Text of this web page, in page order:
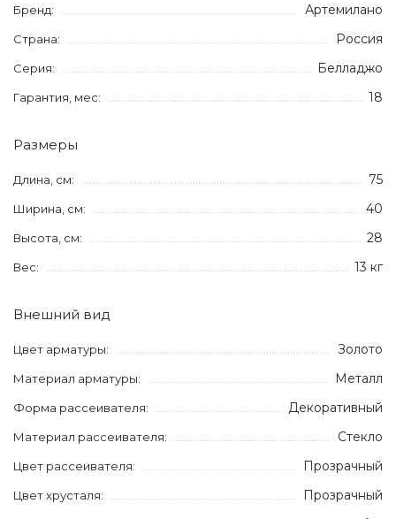
Бренд: Артемилано
Страна: Россия
Серия: Белладжо
Гарантия, мес: 18
Размеры
Длина, см: 75
Ширина, см: 40
Высота, см: 28
Вес: 13 кг
Внешний вид
Цвет арматуры: Золото
Материал арматуры: Металл
Форма рассеивателя: Декоративный
Материал рассеивателя: Стекло
Цвет рассеивателя: Прозрачный
Цвет хрусталя: Прозрачный